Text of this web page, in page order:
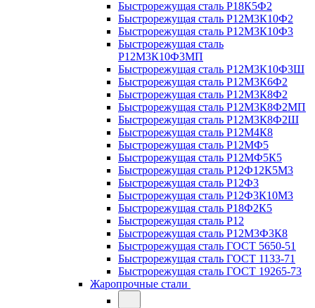
Быстрорежущая сталь Р18К5Ф2
Быстрорежущая сталь Р12М3К10Ф2
Быстрорежущая сталь Р12М3К10Ф3
Быстрорежущая сталь
Р12М3К10Ф3МП
Быстрорежущая сталь Р12М3К10Ф3Ш
Быстрорежущая сталь Р12М3К6Ф2
Быстрорежущая сталь Р12М3К8Ф2
Быстрорежущая сталь Р12М3К8Ф2МП
Быстрорежущая сталь Р12М3К8Ф2Ш
Быстрорежущая сталь Р12М4К8
Быстрорежущая сталь Р12МФ5
Быстрорежущая сталь Р12МФ5К5
Быстрорежущая сталь Р12Ф12К5М3
Быстрорежущая сталь Р12Ф3
Быстрорежущая сталь Р12Ф3К10М3
Быстрорежущая сталь Р18Ф2К5
Быстрорежущая сталь Р12
Быстрорежущая сталь Р12М3Ф3К8
Быстрорежущая сталь ГОСТ 5650-51
Быстрорежущая сталь ГОСТ 1133-71
Быстрорежущая сталь ГОСТ 19265-73
Жаропрочные стали